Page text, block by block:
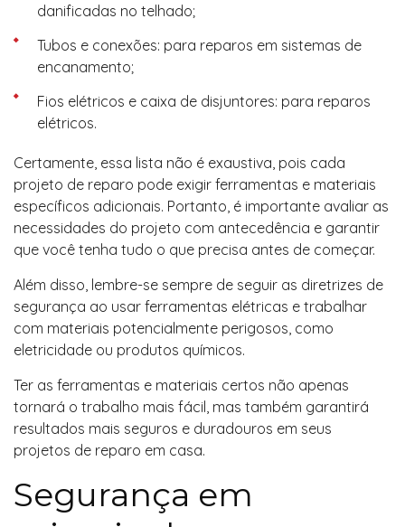
danificadas no telhado;
Tubos e conexões: para reparos em sistemas de
encanamento;
Fios elétricos e caixa de disjuntores: para reparos
elétricos.
Certamente, essa lista não é exaustiva, pois cada
projeto de reparo pode exigir ferramentas e materiais
específicos adicionais. Portanto, é importante avaliar as
necessidades do projeto com antecedência e garantir
que você tenha tudo o que precisa antes de começar.
Além disso, lembre-se sempre de seguir as diretrizes de
segurança ao usar ferramentas elétricas e trabalhar
com materiais potencialmente perigosos, como
eletricidade ou produtos químicos.
Ter as ferramentas e materiais certos não apenas
tornará o trabalho mais fácil, mas também garantirá
resultados mais seguros e duradouros em seus
projetos de reparo em casa.
Segurança em